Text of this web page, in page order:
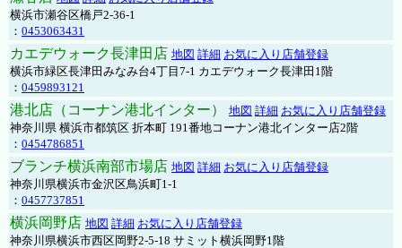
横浜市瀬谷区橋戸2-36-1
： 0453063431
カエデウォーク長津田店 地図 詳細 お気に入り店舗登録
横浜市緑区長津田みなみ台4丁目7-1 カエデウォーク長津田1階
： 0459893121
港北店（コーナン港北インター） 地図 詳細 お気に入り店舗登録
神奈川県 横浜市都筑区 折本町 191番地コーナン港北インター店2階
： 0454786851
ブランチ横浜南部市場店 地図 詳細 お気に入り店舗登録
神奈川県横浜市金沢区鳥浜町1-1
： 0457737851
横浜岡野店 地図 詳細 お気に入り店舗登録
神奈川県横浜市西区岡野2-5-18 サミット横浜岡野1階